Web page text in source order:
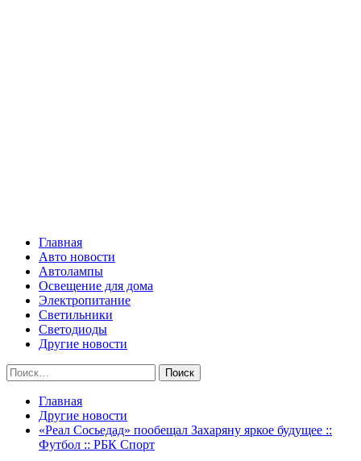
Главная
Авто новости
Автолампы
Освещение для дома
Электропитание
Светильники
Светодиоды
Другие новости
Найти:
Главная
Другие новости
«Реал Сосьедад» пообещал Захаряну яркое будущее ::
Футбол :: РБК Спорт